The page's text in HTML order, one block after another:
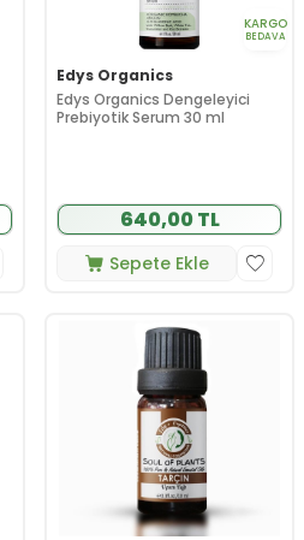
KARGO
BEDAVA
Edys Organics
Edys Organics Dengeleyici
Prebiyotik Serum 30 ml
640,00 TL
Sepete Ekle